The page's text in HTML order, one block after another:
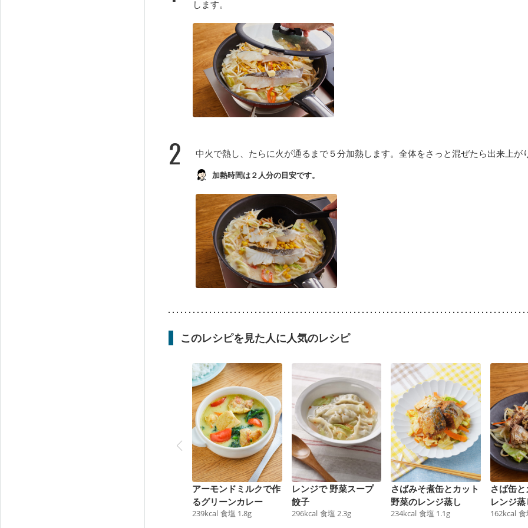
します。
2 中火で熱し、たらに火が通るまで５分加熱します。全体をさっと混ぜたら出来上が
加熱時間は２人分の目安です。
このレシピを見た人に人気のレシピ
アーモンドミルクで作
るグリーンカレー
239kcal 食塩 1.8g
レンジで 野菜スープ
餃子
296kcal 食塩 2.3g
さばみそ煮缶とカット
野菜のレンジ蒸し
234kcal 食塩 1.1g
さば缶
レンジ蒸
162kcal